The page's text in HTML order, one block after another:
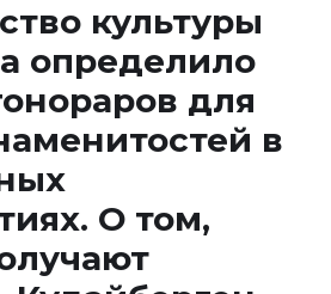
культуры
определило
для
в
О том,